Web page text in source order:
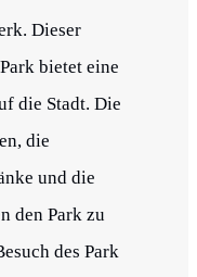
Dieser
bietet eine
die Stadt. Die
die
und die
den Park zu
des Park